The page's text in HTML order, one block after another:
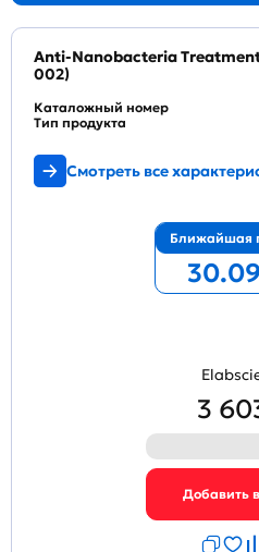
Anti-Nanobacteria
002)
Каталожный номер
Тип продукта
Смотреть все
Ближайшая
3